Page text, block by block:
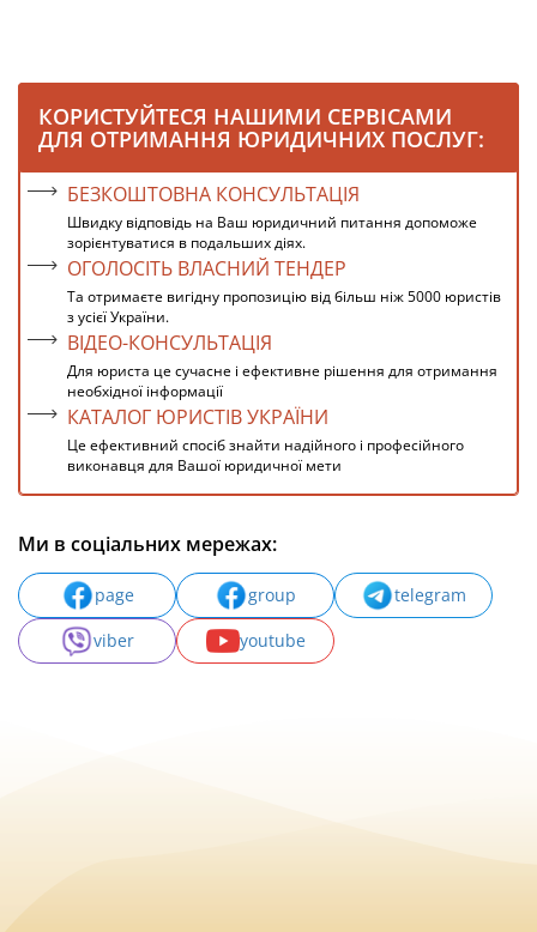
КОРИСТУЙТЕСЯ НАШИМИ СЕРВІСАМИ
ДЛЯ ОТРИМАННЯ ЮРИДИЧНИХ ПОСЛУГ:
БЕЗКОШТОВНА КОНСУЛЬТАЦІЯ
Швидку відповідь на Ваш юридичний питання допоможе
зорієнтуватися в подальших діях.
ОГОЛОСІТЬ ВЛАСНИЙ ТЕНДЕР
Та отримаєте вигідну пропозицію від більш ніж 5000 юристів
з усієї України.
ВІДЕО-КОНСУЛЬТАЦІЯ
Для юриста це сучасне і ефективне рішення для отримання
необхідної інформації
КАТАЛОГ ЮРИСТІВ УКРАЇНИ
Це ефективний спосіб знайти надійного і професійного
виконавця для Вашої юридичної мети
Ми в соціальних мережах:
page group
telegram
viber
youtube